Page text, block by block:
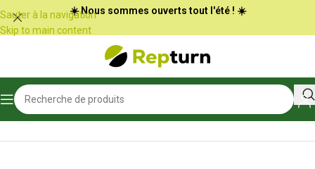
Panneau de gestion des cookies
Sauter à la navigation
Skip to main content
☀️ Nous sommes ouverts tout l'été ! ☀️
Accueil